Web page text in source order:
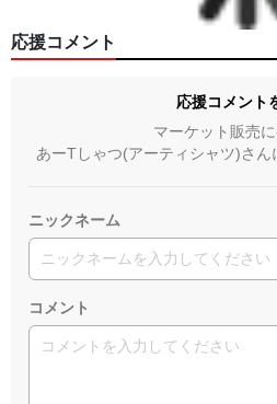
応援コメント
応援コメント
マーケット販売
あーTしゃつ(アーティシャツ)さん
ニックネーム
コメント